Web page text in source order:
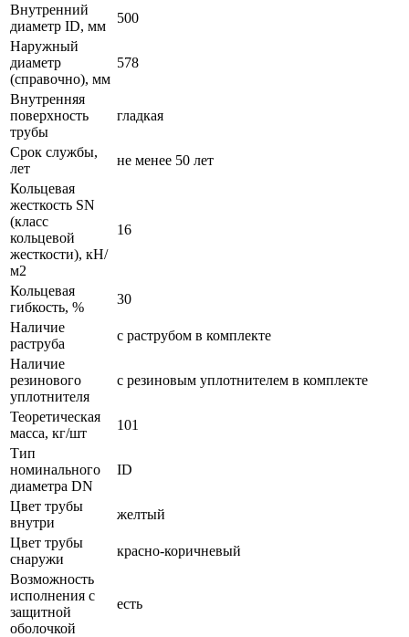
Внутренний
диаметр ID, мм
500
Наружный
диаметр
(справочно), мм
578
Внутренняя
поверхность
трубы
гладкая
Срок службы,
лет
не менее 50 лет
Кольцевая
жесткость SN
(класс
кольцевой
жесткости), кН/
м2
16
Кольцевая
гибкость, %
30
Наличие
раструба
с раструбом в комплекте
Наличие
резинового
уплотнителя
с резиновым уплотнителем в комплекте
Теоретическая
масса, кг/шт
101
Тип
номинального
диаметра DN
ID
Цвет трубы
внутри
желтый
Цвет трубы
снаружи
красно-коричневый
Возможность
исполнения с
защитной
оболочкой
есть